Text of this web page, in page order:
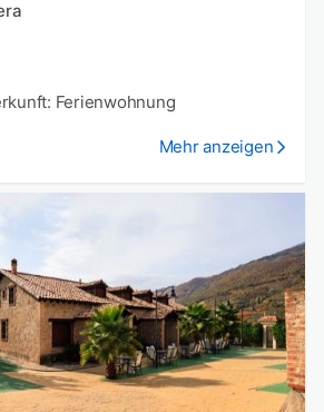
Ferienwohnung
Mehr anzeigen